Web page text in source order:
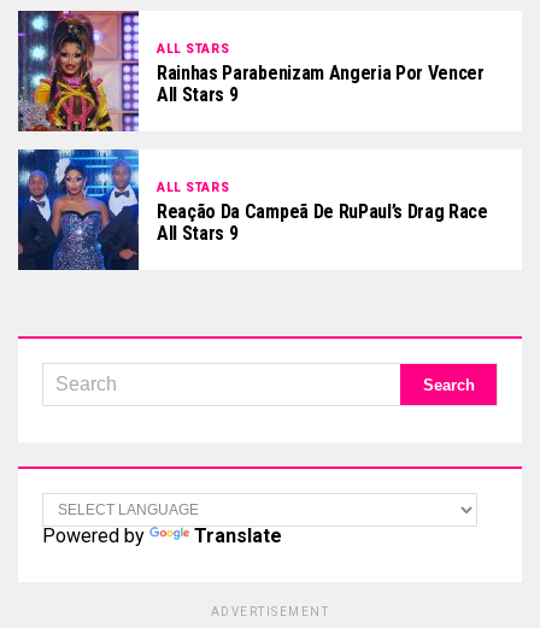
ALL STARS
Rainhas Parabenizam Angeria Por Vencer
All Stars 9
ALL STARS
Reação Da Campeã De RuPaul’s Drag Race
All Stars 9
Powered by Translate
ADVERTISEMENT